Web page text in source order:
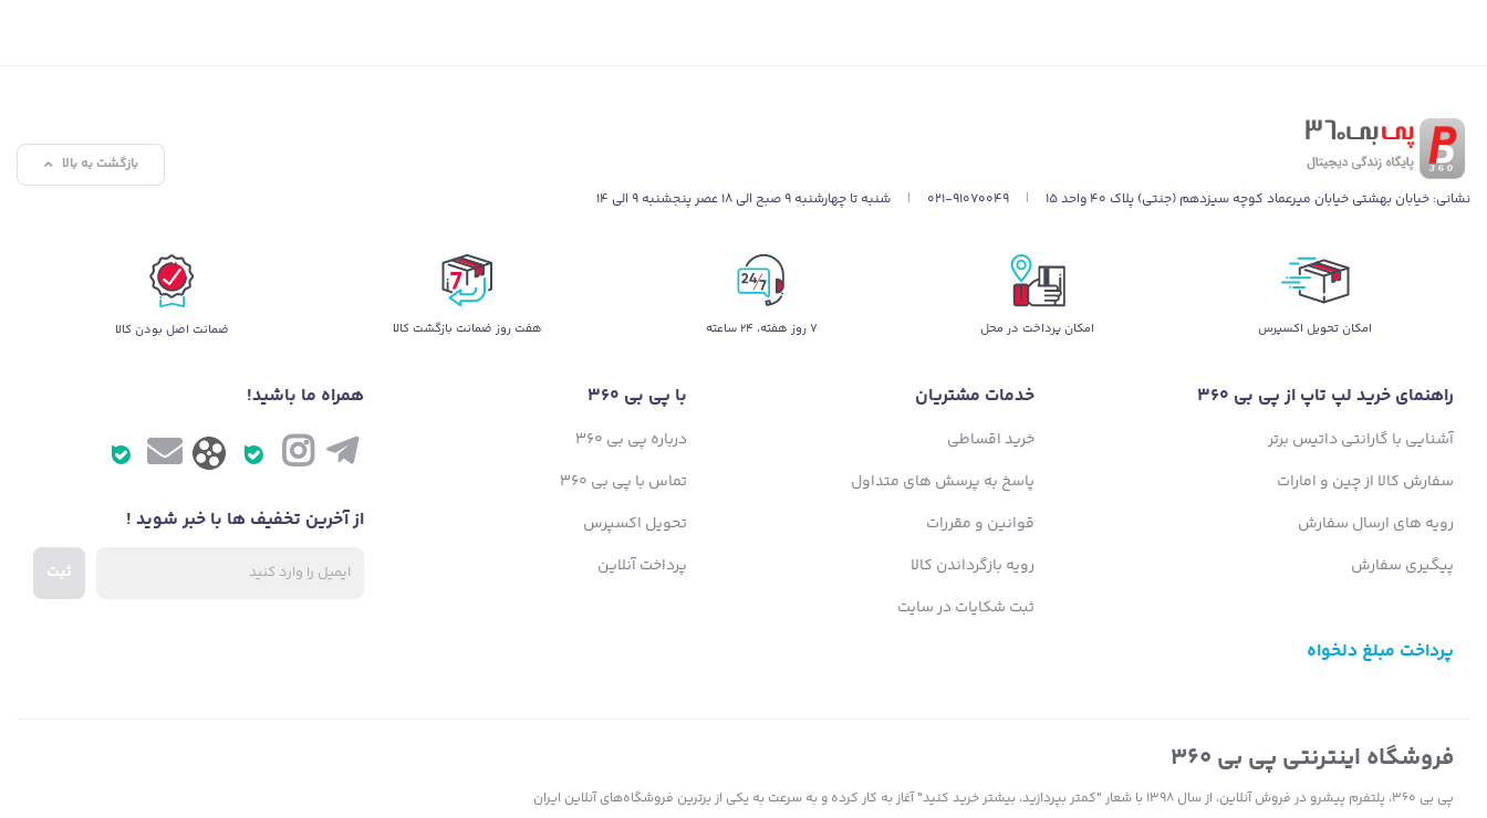
نشانی: خیابان بهشتی خیابان میرعماد کوچه سیزدهم (جنتی) پلاک ۴۰ واحد ۱۵ |
021-91070049
| شنبه تا چهارشنبه 9 صبح الی 18 عصر پنجشنبه 9 الی 14
بازگشت به بالا
اﻣﮑﺎن ﺗﺤﻮﯾﻞ اﮐﺴﭙﺮس امکان پرداخت در محل ۷ روز ﻫﻔﺘﻪ، ۲۴ ﺳﺎﻋﺘﻪ هفت روز ضمانت بازگشت کالا ضمانت اصل بودن کالا
راهنمای خرید لپ تاپ از پی بی 360
آشنایی با گارانتی داتیس برتر
سفارش کالا از چین و امارات
رویه های ارسال سفارش
پیگیری سفارش
خدمات مشتریان
خرید اقساطی
پاسخ به پرسش های متداول
قوانین و مقررات
رویه بازگرداندن کالا
ثبت شکایات در سایت
با پی بی 360
درباره پی بی 360
تماس با پی بی 360
تحویل اکسپرس
پرداخت آنلاین
پرداخت مبلغ دلخواه
همراه ما باشید!
از آخرین تخفیف ها با خبر شوید !
ثبت
فروشگاه اینترنتی پی بی 360
پی بی 360، پلتفرم پیشرو در فروش آنلاین، از سال 1398 با شعار "کمتر بپردازید، بیشتر خرید کنید" آغاز به کار کرده و به سرعت به یکی از برترین فروشگاه‌های آنلاین ایران